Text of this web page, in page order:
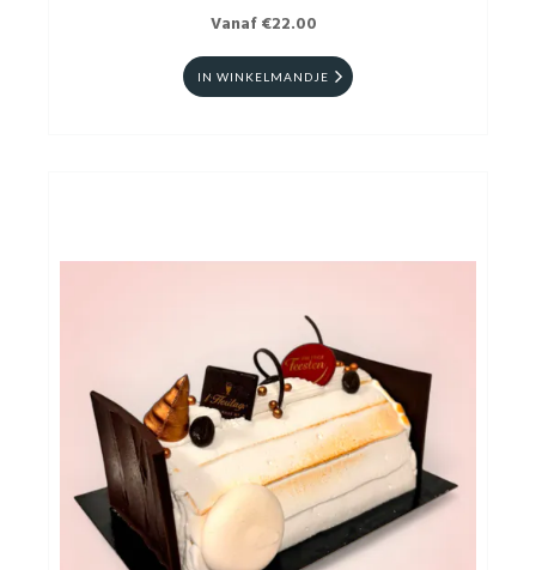
Vanaf €22.00
IN WINKELMANDJE